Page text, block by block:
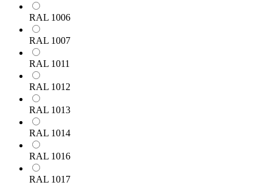
RAL 1006
RAL 1007
RAL 1011
RAL 1012
RAL 1013
RAL 1014
RAL 1016
RAL 1017